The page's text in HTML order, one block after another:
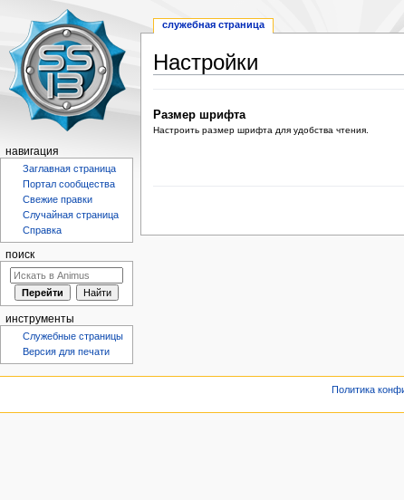
Настройки
к
навигации
к
поиску
Размер шрифта
Настроить размер шрифта для удобства чтения.
служебная страница
навигация
Заглавная страница
Портал сообщества
Свежие правки
Случайная страница
Справка
поиск
инструменты
Служебные страницы
Версия для печати
Политика